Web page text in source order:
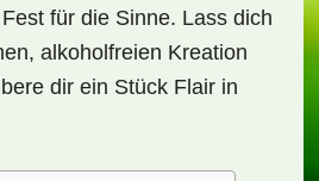
für die Sinne. Lass dich
alkoholfreien Kreation
dir ein Stück Flair in